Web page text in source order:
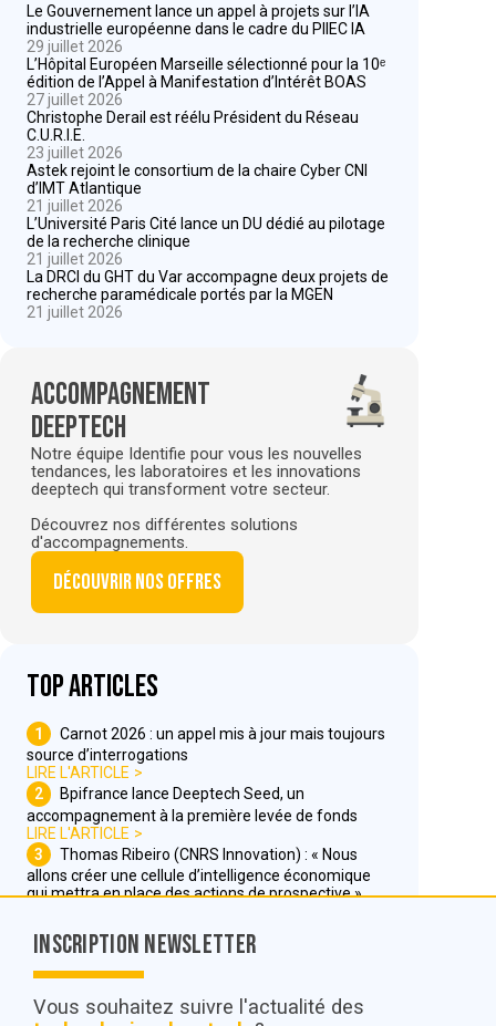
Le Gouvernement lance un appel à projets sur l’IA
industrielle européenne dans le cadre du PIIEC IA
29 juillet 2026
L’Hôpital Européen Marseille sélectionné pour la 10ᵉ
édition de l’Appel à Manifestation d’Intérêt BOAS
27 juillet 2026
Christophe Derail est réélu Président du Réseau
C.U.R.I.E.
23 juillet 2026
Astek rejoint le consortium de la chaire Cyber CNI
d’IMT Atlantique
21 juillet 2026
L’Université Paris Cité lance un DU dédié au pilotage
de la recherche clinique
21 juillet 2026
La DRCI du GHT du Var accompagne deux projets de
recherche paramédicale portés par la MGEN
21 juillet 2026
Accompagnement
deeptech
Notre équipe Identifie pour vous les nouvelles
tendances, les laboratoires et les innovations
deeptech qui transforment votre secteur.
Découvrez nos différentes solutions
d'accompagnements.
Découvrir nos offres
Top articles
1
Carnot 2026 : un appel mis à jour mais toujours
source d’interrogations
LIRE L'ARTICLE
2
Bpifrance lance Deeptech Seed, un
accompagnement à la première levée de fonds
LIRE L'ARTICLE
3
Thomas Ribeiro (CNRS Innovation) : « Nous
allons créer une cellule d’intelligence économique
qui mettra en place des actions de prospective »
Inscription Newsletter
Vous souhaitez suivre l'actualité des